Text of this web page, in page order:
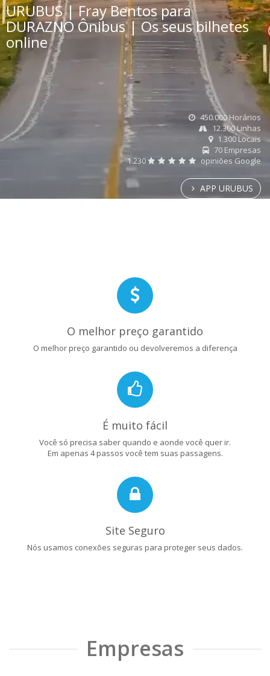
URUBUS | Fray Bentos para
DURAZNO Ônibus | Os seus bilhetes
online
450.000 Horários
12.300 Linhas
1.300 Locais
70 Empresas
1.230
opiniões Google
APP URUBUS
O melhor preço garantido
O melhor preço garantido ou devolveremos a diferença
É muito fácil
Você só precisa saber quando e aonde você quer ir.
Em apenas 4 passos você tem suas passagens.
Site Seguro
Nós usamos conexões seguras para proteger seus dados.
Empresas